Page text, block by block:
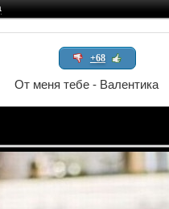
+68
От меня тебе - Валентика